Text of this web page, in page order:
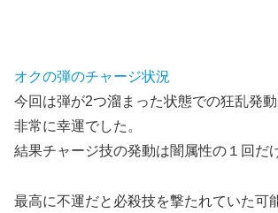
オクの弾のチャージ状況
今回は弾が2つ溜まった状態での狂乱発動
非常に幸運でした。
結果チャージ技の発動は闇属性の１回だ
最高に不運だと必殺技を撃たれていた可